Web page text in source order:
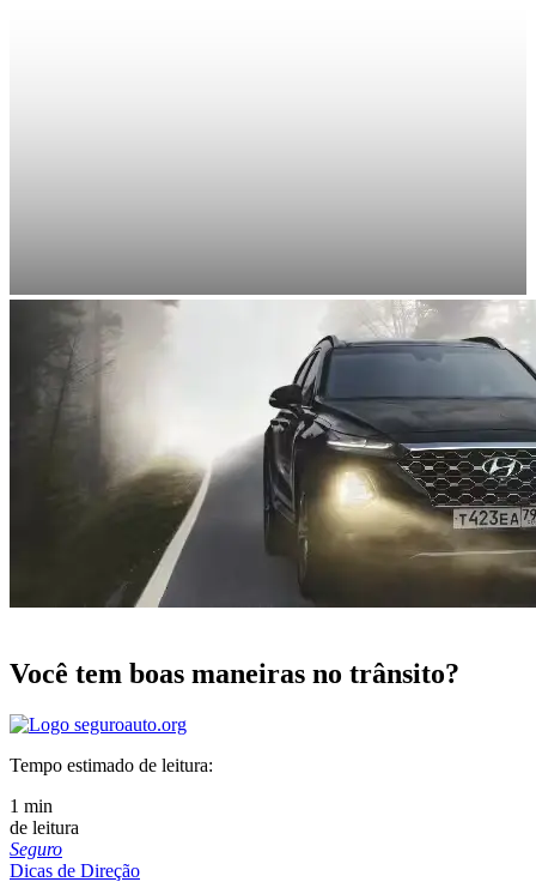
Você tem boas maneiras no trânsito?
Tempo estimado de leitura:
1 min
de leitura
Seguro
Dicas de Direção